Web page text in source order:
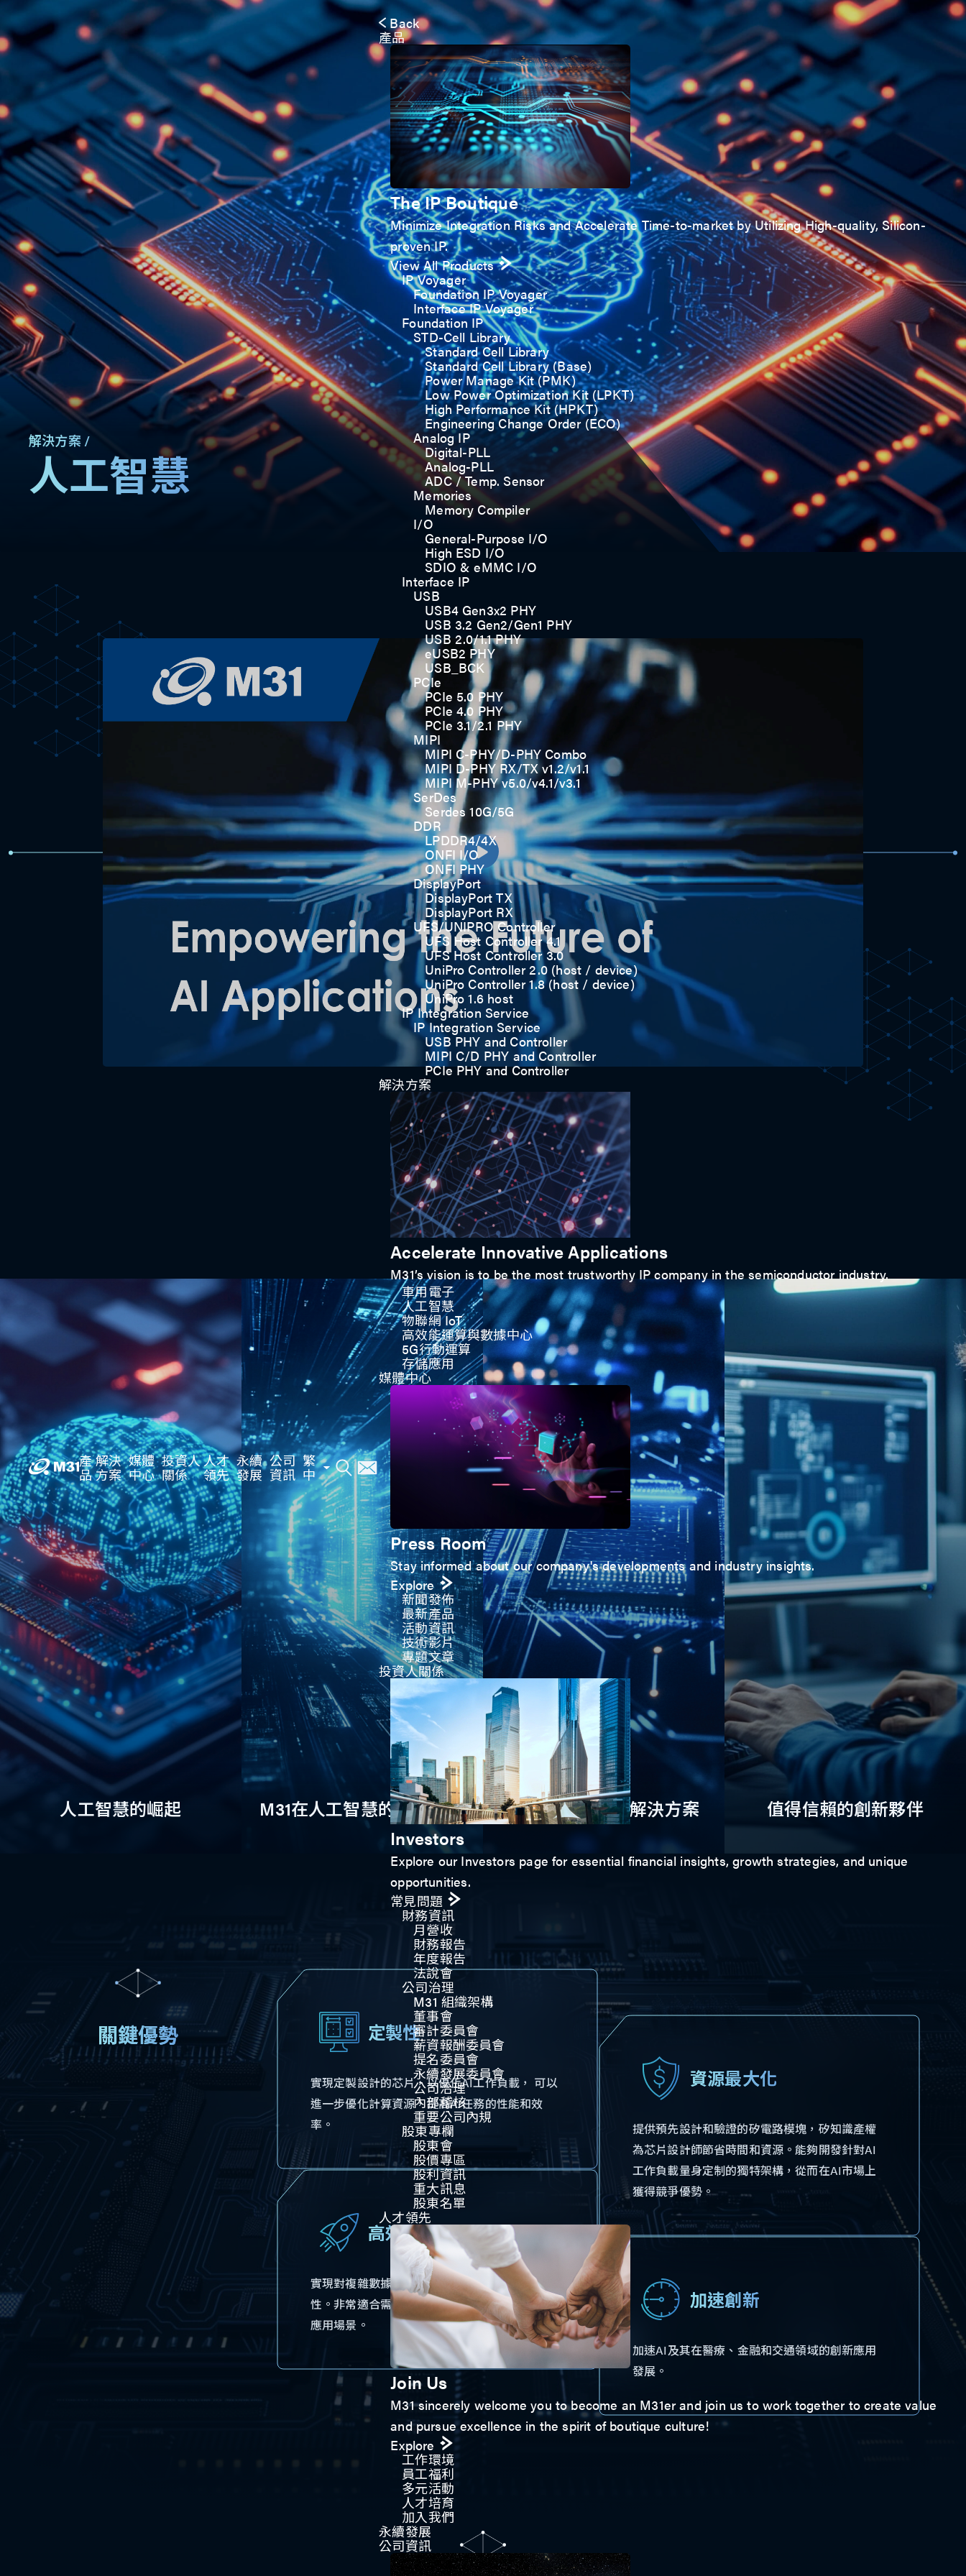
產
品
解決
方案
媒體
中心
投資人
關係
人才
領先
永續
發展
公司
資訊
繁
中
Back
產品
The IP Boutique
Minimize Integration Risks and Accelerate Time-to-market by Utilizing High-quality, Silicon-
proven IP.
View All Products
IP Voyager
Foundation IP Voyager
Interface IP Voyager
Foundation IP
STD-Cell Library
Standard Cell Library
Standard Cell Library (Base)
Power Manage Kit (PMK)
Low Power Optimization Kit (LPKT)
High Performance Kit (HPKT)
Engineering Change Order (ECO)
Analog IP
Digital-PLL
Analog-PLL
ADC / Temp. Sensor
Memories
Memory Compiler
I/O
General-Purpose I/O
High ESD I/O
SDIO & eMMC I/O
Interface IP
USB
USB4 Gen3x2 PHY
USB 3.2 Gen2/Gen1 PHY
USB 2.0/1.1 PHY
eUSB2 PHY
USB_BCK
PCIe
PCIe 5.0 PHY
PCIe 4.0 PHY
PCIe 3.1/2.1 PHY
MIPI
MIPI C-PHY/D-PHY Combo
MIPI D-PHY RX/TX v1.2/v1.1
MIPI M-PHY v5.0/v4.1/v3.1
SerDes
Serdes 10G/5G
DDR
LPDDR4/4X
ONFI I/O
ONFI PHY
DisplayPort
DisplayPort TX
DisplayPort RX
UFS/UNIPRO Controller
UFS Host Controller 4.1
UFS Host Controller 3.0
UniPro Controller 2.0 (host / device)
UniPro Controller 1.8 (host / device)
UniPro 1.6 host
IP Integration Service
IP Integration Service
USB PHY and Controller
MIPI C/D PHY and Controller
PCIe PHY and Controller
解決方案
Accelerate Innovative Applications
M31’s vision is to be the most trustworthy IP company in the semiconductor industry.
車用電子
人工智慧
物聯網 IoT
高效能運算與數據中心
5G行動運算
存儲應用
媒體中心
Press Room
Stay informed about our company's developments and industry insights.
Explore
新聞發佈
最新產品
活動資訊
技術影片​
專題文章
投資人關係
Investors
Explore our Investors page for essential financial insights, growth strategies, and unique
opportunities.
常見問題
財務資訊
月營收
財務報告
年度報告
法說會
公司治理​
M31 組織架構
董事會
審計委員會
薪資報酬委員會
提名委員會
永續發展委員會
公司治理
內部稽核
重要公司內規​​
股東專欄
股東會
股價專區
股利資訊
重大訊息
股東名單
人才領先
Join Us
M31 sincerely welcome you to become an M31er and join us to work together to create value
and pursue excellence in the spirit of boutique culture!
Explore
工作環境
員工福利
多元活動
人才培育
加入我們
永續發展
公司資訊
解決方案 /
人工智慧
引領未來，驅動創新
人工智慧的崛起 M31在人工智慧的競爭優勢 高速介面矽智財解決方案 值得信賴的創新夥伴
關鍵優勢 定製性
實現定製設計的芯片，以優化AI工作負載， 可以
進一步優化計算資源，提高AI任務的性能和效
率。
高效性
實現對複雜數據的實時處理，提高準確性和可靠
性。非常適合需要快速可靠處理大量數據的各種
應用場景。
資源最大化
提供預先設計和驗證的矽電路模塊，矽知識產權
為芯片設計師節省時間和資源。能夠開發針對AI
工作負載量身定制的獨特架構，從而在AI市場上
獲得競爭優勢。
加速創新
加速AI及其在醫療、金融和交通領域的創新應用
發展。